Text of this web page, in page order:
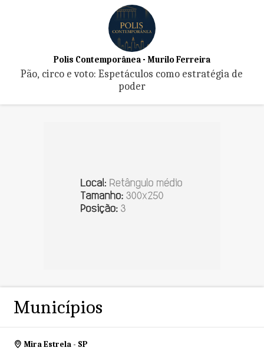
Polis Contemporânea - Murilo Ferreira
Pão, circo e voto: Espetáculos como estratégia de
poder
Municípios
Mira Estrela - SP